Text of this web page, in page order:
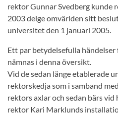
rektor Gunnar Svedberg kunde
2003 delge omvärlden sitt
universitet den 1 januari 2005.
Ett par betydelsefulla
nämnas i denna översikt.
Vid de sedan länge etablerade
rektorskedja som i samband
rektors axlar och sedan bärs
rektor Kari Marklunds